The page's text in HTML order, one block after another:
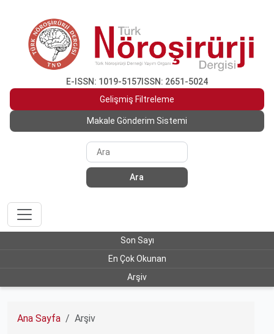
E-ISSN: 1019-5157 ISSN: 2651-5024
Gelişmiş Filtreleme
Makale Gönderim Sistemi
Ara
Son Sayı
En Çok Okunan
Arşiv
Ana Sayfa Arşiv